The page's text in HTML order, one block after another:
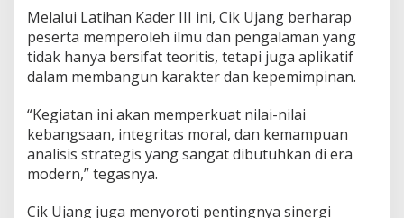
Melalui Latihan Kader III ini, Cik Ujang berharap
peserta memperoleh ilmu dan pengalaman yang
tidak hanya bersifat teoritis, tetapi juga aplikatif
dalam membangun karakter dan kepemimpinan.
“Kegiatan ini akan memperkuat nilai-nilai
kebangsaan, integritas moral, dan kemampuan
analisis strategis yang sangat dibutuhkan di era
modern,” tegasnya.
Cik Ujang juga menyoroti pentingnya sinergi